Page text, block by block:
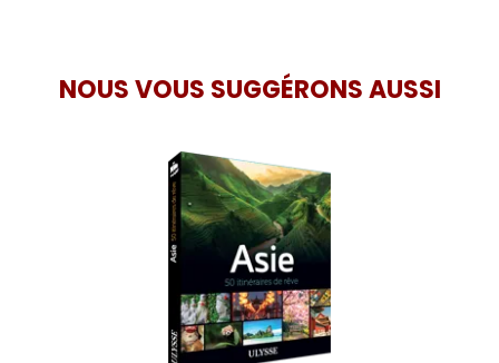
NOUS VOUS SUGGÉRONS AUSSI